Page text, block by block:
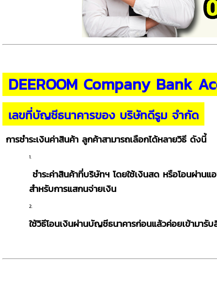
DEEROOM Company Bank
เลขที่บัญชีธนาคารของ บริษัทดีรูม จำกัด
การชำระเงินค่าสินค้า ลูกค้าสามารถเลือกได้หลายวิธี ดังนี้
ชำระค่าสินค้าที่บริษัทฯ โดยใช้เงินสด หรือโอนผ่าน
สำหรับการแสกนจ่ายเงิน
ใช้วิธีโอนเงินผ่านบัญชีธนาคารก่อนแล้วค่อยเข้ามารั